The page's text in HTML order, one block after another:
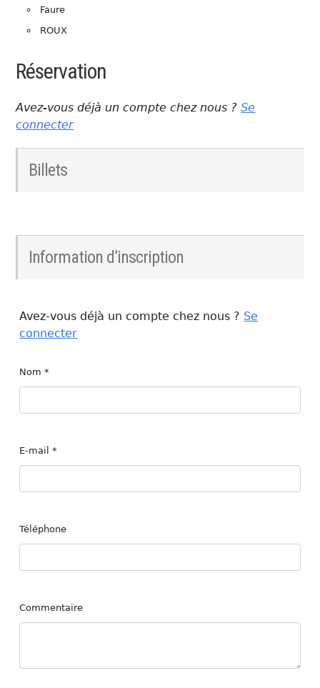
Faure
ROUX
Réservation
Avez-vous déjà un compte chez nous ?Se
connecter
Billets
Information d’inscription
Avez-vous déjà un compte chez nous ? Se
connecter
Nom*
E-mail*
Téléphone
Commentaire